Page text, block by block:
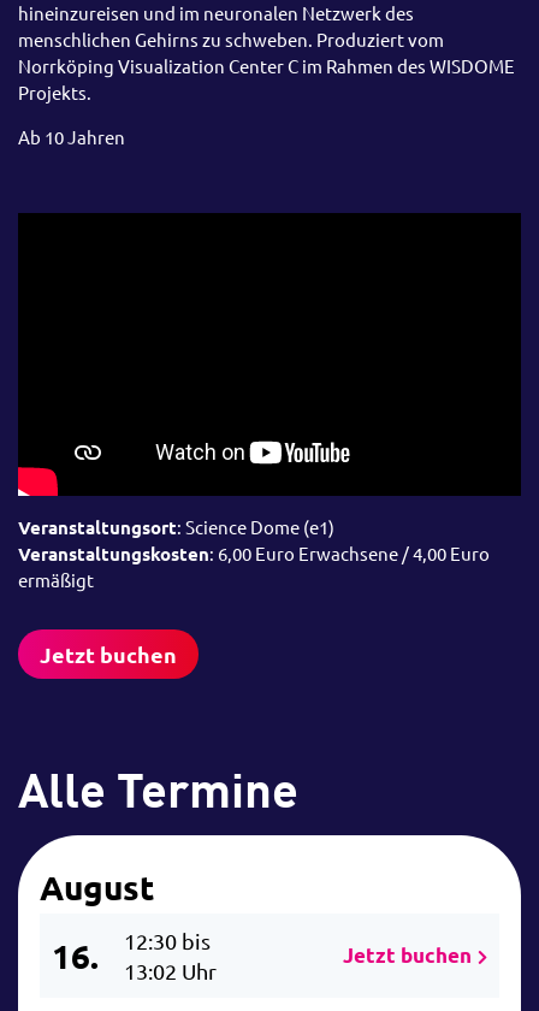
hineinzureisen und im neuronalen Netzwerk des
menschlichen Gehirns zu schweben. Produziert vom
Norrköping Visualization Center C im Rahmen des WISDOME
Projekts.
Ab 10 Jahren
Veranstaltungsort: Science Dome (e1)
Veranstaltungskosten: 6,00 Euro Erwachsene / 4,00 Euro
ermäßigt
Jetzt buchen
Alle Termine
August
16.
12:30 bis
13:02 Uhr
Jetzt buchen